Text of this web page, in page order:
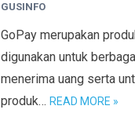
GUSINFO
GoPay merupakan
digunakan untuk
menerima uang serta
produk… READ MORE »